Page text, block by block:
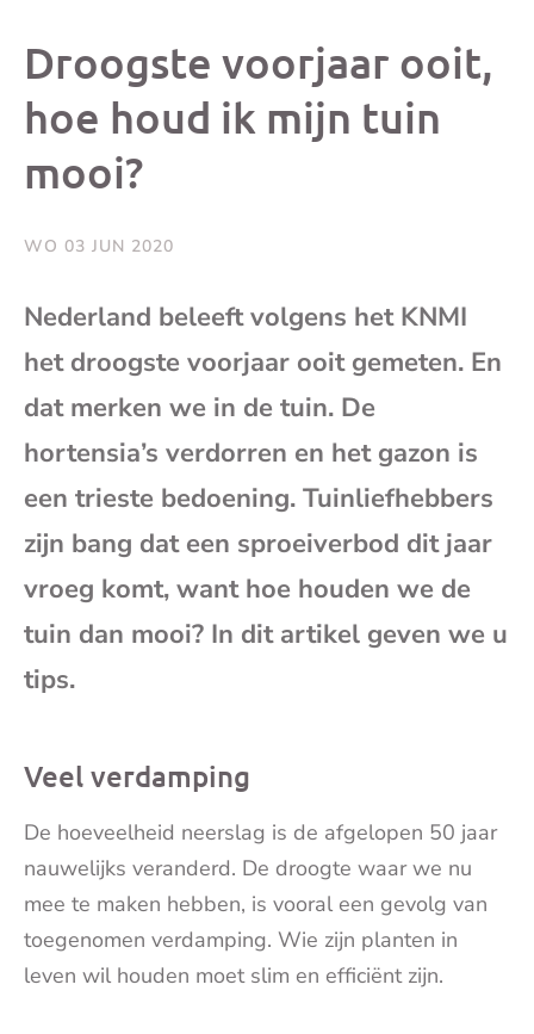
bericht bericht
Droogste voorjaar ooit,
hoe houd ik mijn tuin
mooi?
WO 03 JUN 2020
Nederland beleeft volgens het KNMI
het droogste voorjaar ooit gemeten. En
dat merken we in de tuin. De
hortensia’s verdorren en het gazon is
een trieste bedoening. Tuinliefhebbers
zijn bang dat een sproeiverbod dit jaar
vroeg komt, want hoe houden we de
tuin dan mooi? In dit artikel geven we u
tips.
Veel verdamping
De hoeveelheid neerslag is de afgelopen 50 jaar
nauwelijks veranderd. De droogte waar we nu
mee te maken hebben, is vooral een gevolg van
toegenomen verdamping. Wie zijn planten in
leven wil houden moet slim en efficiënt zijn.